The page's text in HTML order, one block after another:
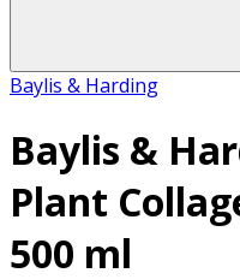
Baylis & Harding
Baylis &
Plant
500 ml